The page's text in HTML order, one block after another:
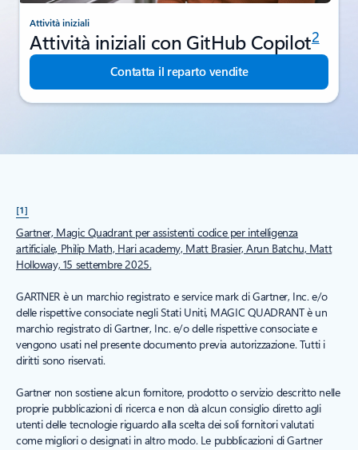
Attività iniziali
Attività iniziali con GitHub Copilot2
Contatta il reparto vendite
[1]
Gartner, Magic Quadrant per assistenti codice per intelligenza
artificiale, Philip Math, Hari academy, Matt Brasier, Arun Batchu, Matt
Holloway, 15 settembre 2025.
GARTNER è un marchio registrato e service mark di Gartner, Inc. e/o
delle rispettive consociate negli Stati Uniti, MAGIC QUADRANT è un
marchio registrato di Gartner, Inc. e/o delle rispettive consociate e
vengono usati nel presente documento previa autorizzazione. Tutti i
diritti sono riservati.
Gartner non sostiene alcun fornitore, prodotto o servizio descritto nelle
proprie pubblicazioni di ricerca e non dà alcun consiglio diretto agli
utenti delle tecnologie riguardo alla scelta dei soli fornitori valutati
come migliori o designati in altro modo. Le pubblicazioni di Gartner